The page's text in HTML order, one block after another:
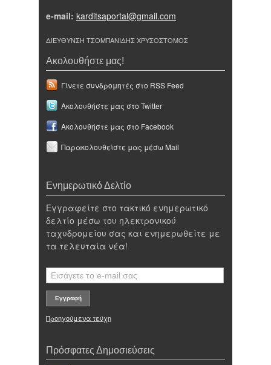
e-mail: karditsaportal@gmail.com
ΔΙΕΥΘΥΝΣΗ ΤΣΟΜΠΑΝΙΔΗΣ ΧΡΥΣΟΣΤΟΜΟΣ
Ακολουθήστε μας!
Γίνετε συνδρομητές στο RSS Feed
Ακολουθήστε μας στο Twitter
Ακολουθήστε μας στο Facebook
Παρακολουθείστε μας μέσω Mail
Ενημερωτικό Δελτίο
Εγγραφείτε στο τακτικό ενημερωτικό
δελτίο μέσω του ηλεκτρονικού
ταχυδρομείου σας και ενημερωθείτε με
τα τελευταία νέα!
Προηγούμενα τεύχη
Πρόσφατες Δημοσιεύσεις